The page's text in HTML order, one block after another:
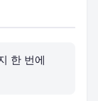
한 번에